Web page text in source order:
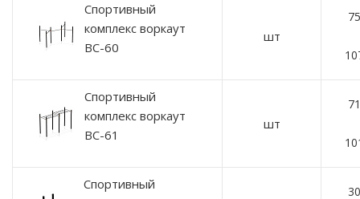
Спортивный
комплекс воркаут
ВС-60
шт
Спортивный
комплекс воркаут
ВС-61
шт
Спортивный